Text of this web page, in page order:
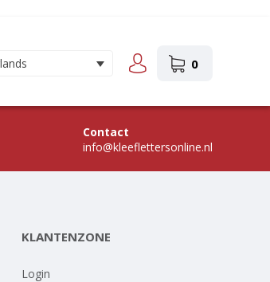
0
Contact
info@kleeflettersonline.nl
KLANTENZONE
Login